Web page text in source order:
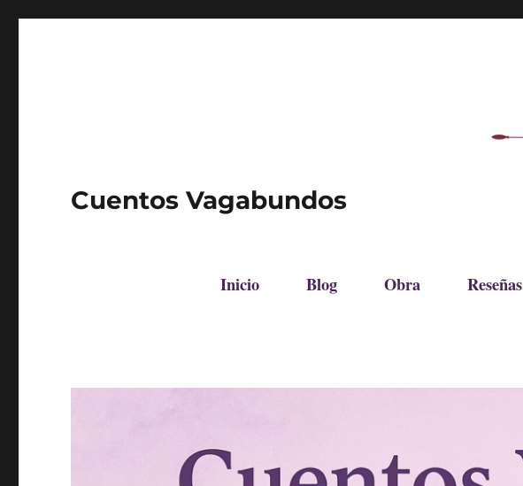
Cuentos Vagabundos
Inicio Blog Obra Reseñas